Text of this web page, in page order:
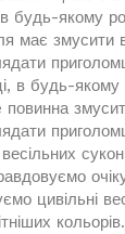
будь-якому
має змусити
в будь-якому
цивільні
кольорів.